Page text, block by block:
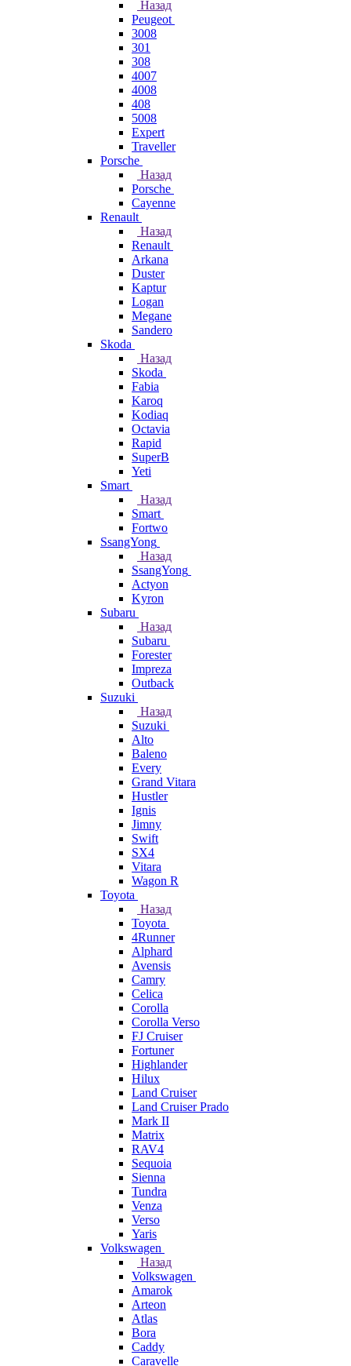
Назад
Peugeot
3008
301
308
4007
4008
408
5008
Expert
Traveller
Porsche
Назад
Porsche
Cayenne
Renault
Назад
Renault
Arkana
Duster
Kaptur
Logan
Megane
Sandero
Skoda
Назад
Skoda
Fabia
Karoq
Kodiaq
Octavia
Rapid
SuperB
Yeti
Smart
Назад
Smart
Fortwo
SsangYong
Назад
SsangYong
Actyon
Kyron
Subaru
Назад
Subaru
Forester
Impreza
Outback
Suzuki
Назад
Suzuki
Alto
Baleno
Every
Grand Vitara
Hustler
Ignis
Jimny
Swift
SX4
Vitara
Wagon R
Toyota
Назад
Toyota
4Runner
Alphard
Avensis
Camry
Celica
Corolla
Corolla Verso
FJ Cruiser
Fortuner
Highlander
Hilux
Land Cruiser
Land Cruiser Prado
Mark II
Matrix
RAV4
Sequoia
Sienna
Tundra
Venza
Verso
Yaris
Volkswagen
Назад
Volkswagen
Amarok
Arteon
Atlas
Bora
Caddy
Caravelle